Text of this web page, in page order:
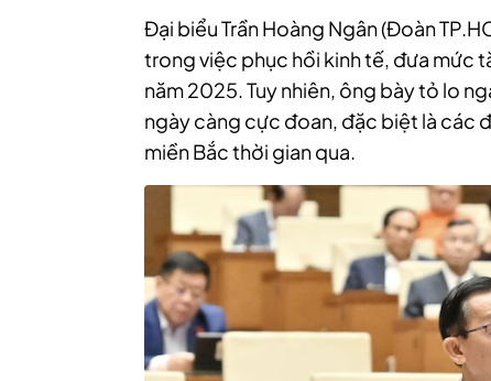
Đại biểu Trần Hoàng Ngân (Đoàn
trong việc phục hồi kinh tế, đưa mức
năm 2025. Tuy nhiên, ông bày tỏ lo
ngày càng cực đoan, đặc biệt là các
miền Bắc thời gian qua.